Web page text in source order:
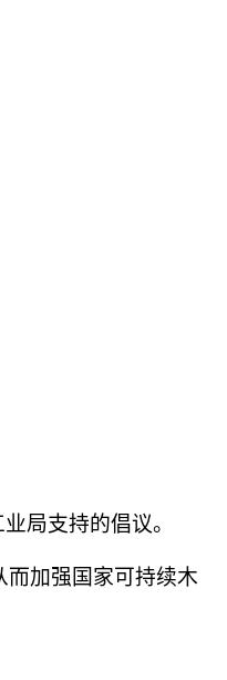
局支持的倡议。
而加强国家可持续木